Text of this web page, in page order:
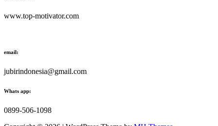
www.top-motivator.com
email:
jubirindonesia@gmail.com
Whats app:
0899-506-1098